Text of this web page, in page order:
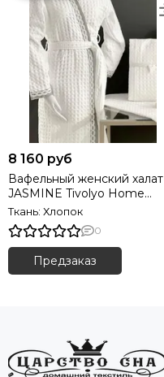
8 160 руб
Вафельный женский халат
JASMINE Tivolyo Home
(Турция)
Ткань: Хлопок
0
Предзаказ